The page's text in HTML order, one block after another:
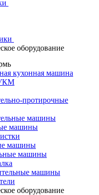
оборудование
кухонная машина
протирочные
машины
машины
машины
машины
машины
оборудование